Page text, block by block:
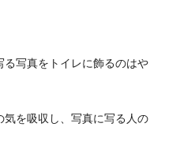
写真をトイレに飾るのはや
気を吸収し、写真に写る人の